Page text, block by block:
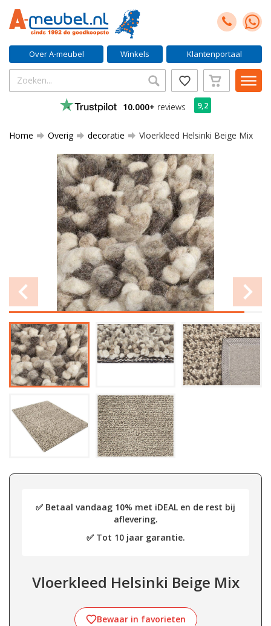
Over A-meubel Winkels Klantenportaal
10.000+ reviews 9,2
Home Overig decoratie Vloerkleed Helsinki Beige Mix
✅ Betaal vandaag 10% met iDEAL en de rest bij
aflevering.
✅ Tot 10 jaar garantie.
Vloerkleed Helsinki Beige Mix
Bewaar in favorieten